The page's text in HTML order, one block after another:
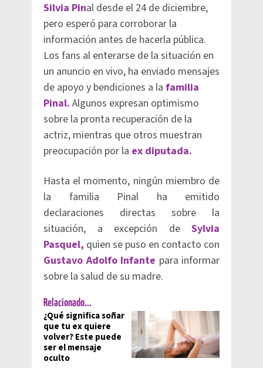
Silvia Pinal desde el 24 de diciembre,
pero esperó para corroborar la
información antes de hacerla pública.
Los fans al enterarse de la situación en
un anuncio en vivo, ha enviado mensajes
de apoyo y bendiciones a la familia
Pinal. Algunos expresan optimismo
sobre la pronta recuperación de la
actriz, mientras que otros muestran
preocupación por la ex diputada.
Hasta el momento, ningún miembro de
la familia Pinal ha emitido
declaraciones directas sobre la
situación, a excepción deSylvia
Pasquel, quien se puso en contacto con
Gustavo Adolfo Infante para informar
sobre la salud de su madre.
Relacionado...
¿Qué significa soñar
que tu ex quiere
volver? Este puede
ser el mensaje
oculto